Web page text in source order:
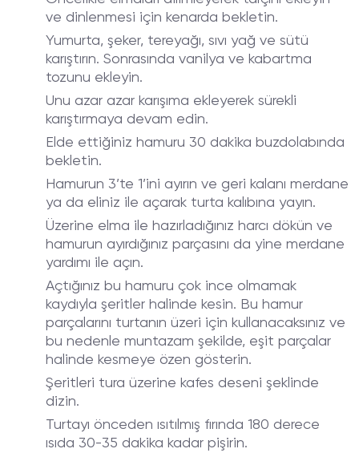
ve dinlenmesi için kenarda bekletin.
Yumurta, şeker, tereyağı, sıvı yağ ve sütü
karıştırın. Sonrasında vanilya ve kabartma
tozunu ekleyin.
Unu azar azar karışıma ekleyerek sürekli
karıştırmaya devam edin.
Elde ettiğiniz hamuru 30 dakika buzdolabında
bekletin.
Hamurun 3’te 1’ini ayırın ve geri kalanı merdane
ya da eliniz ile açarak turta kalıbına yayın.
Üzerine elma ile hazırladığınız harcı dökün ve
hamurun ayırdığınız parçasını da yine merdane
yardımı ile açın.
Açtığınız bu hamuru çok ince olmamak
kaydıyla şeritler halinde kesin. Bu hamur
parçalarını turtanın üzeri için kullanacaksınız ve
bu nedenle muntazam şekilde, eşit parçalar
halinde kesmeye özen gösterin.
Şeritleri tura üzerine kafes deseni şeklinde
dizin.
Turtayı önceden ısıtılmış fırında 180 derece
ısıda 30-35 dakika kadar pişirin.